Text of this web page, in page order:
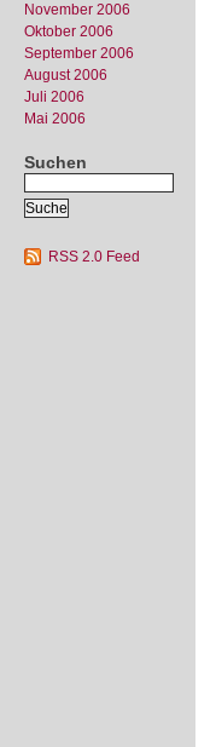
November 2006
Oktober 2006
September 2006
August 2006
Juli 2006
Mai 2006
Suchen
RSS 2.0 Feed